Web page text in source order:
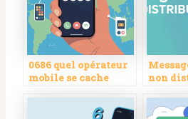
0686 quel opérateur
mobile se cache
non